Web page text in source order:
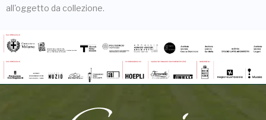
all'oggetto da collezione.